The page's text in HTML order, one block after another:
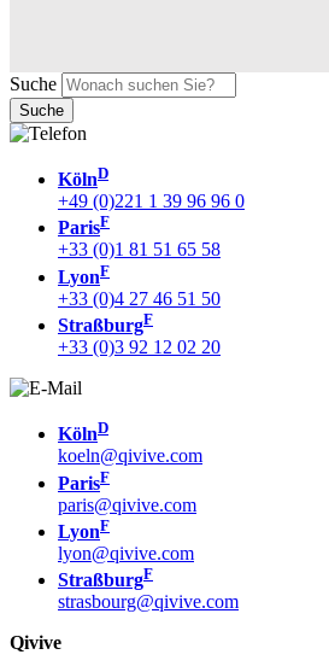
Suche
KölnD
+49 (0)221 1 39 96 96 0
ParisF
+33 (0)1 81 51 65 58
LyonF
+33 (0)4 27 46 51 50
StraßburgF
+33 (0)3 92 12 02 20
KölnD
koeln@qivive.com
ParisF
paris@qivive.com
LyonF
lyon@qivive.com
StraßburgF
strasbourg@qivive.com
Qivive